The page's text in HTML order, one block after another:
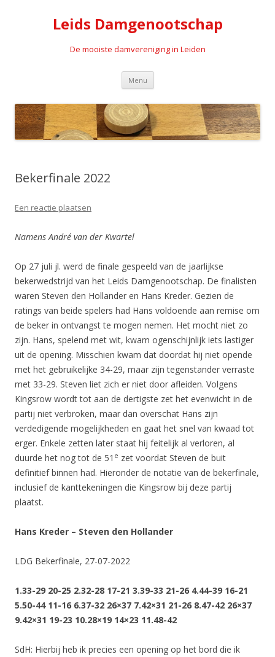
Leids Damgenootschap
De mooiste damvereniging in Leiden
Menu Spring naar de inhoud
Bekerfinale 2022
Een reactie plaatsen
Namens André van der Kwartel
Op 27 juli jl. werd de finale gespeeld van de jaarlijkse
bekerwedstrijd van het Leids Damgenootschap. De finalisten
waren Steven den Hollander en Hans Kreder. Gezien de
ratings van beide spelers had Hans voldoende aan remise om
de beker in ontvangst te mogen nemen. Het mocht niet zo
zijn. Hans, spelend met wit, kwam ogenschijnlijk iets lastiger
uit de opening. Misschien kwam dat doordat hij niet opende
met het gebruikelijke 34-29, maar zijn tegenstander verraste
met 33-29. Steven liet zich er niet door afleiden. Volgens
Kingsrow wordt tot aan de dertigste zet het evenwicht in de
partij niet verbroken, maar dan overschat Hans zijn
verdedigende mogelijkheden en gaat het snel van kwaad tot
erger. Enkele zetten later staat hij feitelijk al verloren, al
duurde het nog tot de 51 e zet voordat Steven de buit
definitief binnen had. Hieronder de notatie van de bekerfinale,
inclusief de kanttekeningen die Kingsrow bij deze partij
plaatst.
Hans Kreder – Steven den Hollander
LDG Bekerfinale, 27-07-2022
1.33-29 20-25 2.32-28 17-21 3.39-33 21-26 4.44-39 16-21
5.50-44 11-16 6.37-32 26×37 7.42×31 21-26 8.47-42 26×37
9.42×31 19-23 10.28×19 14×23 11.48-42
SdH: Hierbij heb ik precies een opening op het bord die ik